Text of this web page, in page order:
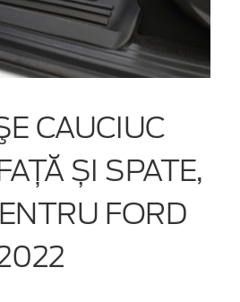
CAUCIUC
ȘI SPATE,
FORD